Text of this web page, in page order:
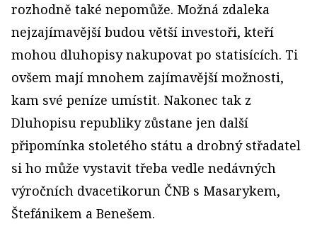
rozhodně také nepomůže. Možná zdaleka
nejzajímavější budou větší investoři, kteří
mohou dluhopisy nakupovat po statisících. Ti
ovšem mají mnohem zajímavější možnosti,
kam své peníze umístit. Nakonec tak z
Dluhopisu republiky zůstane jen další
připomínka stoletého státu a drobný střadatel
si ho může vystavit třeba vedle nedávných
výročních dvacetikorun ČNB s Masarykem,
Štefánikem a Benešem.